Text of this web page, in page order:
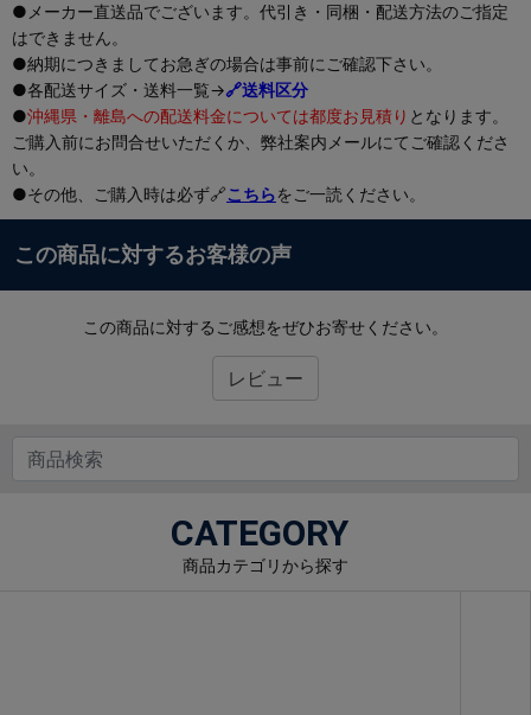
●メーカー直送品でございます。代引き・同梱・配送方法のご指定
はできません。
●納期につきましてお急ぎの場合は事前にご確認下さい。
●各配送サイズ・送料一覧→🔗送料区分
●沖縄県・離島への配送料金については都度お見積り となります。
ご購入前にお問合せいただくか、弊社案内メールにてご確認くださ
い。
●その他、ご購入時は必ず🔗こちらをご一読ください。
この商品に対するお客様の声
この商品に対するご感想をぜひお寄せください。
レビュー
CATEGORY
商品カテゴリから探す